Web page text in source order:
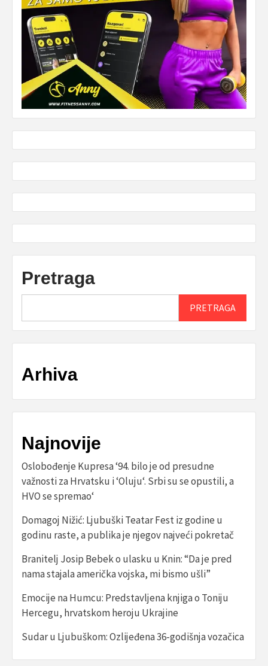
Pretraga
PRETRAGA
Arhiva
Najnovije
Oslobođenje Kupresa ‘94. bilo je od presudne
važnosti za Hrvatsku i ‘Oluju‘. Srbi su se opustili, a
HVO se spremao‘
Domagoj Nižić: Ljubuški Teatar Fest iz godine u
godinu raste, a publika je njegov najveći pokretač
Branitelj Josip Bebek o ulasku u Knin: “Da je pred
nama stajala američka vojska, mi bismo ušli”
Emocije na Humcu: Predstavljena knjiga o Toniju
Hercegu, hrvatskom heroju Ukrajine
Sudar u Ljubuškom: Ozlijeđena 36-godišnja vozačica